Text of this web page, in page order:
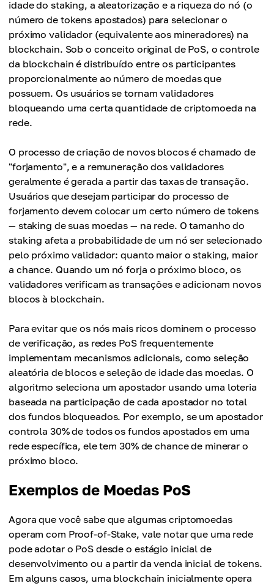
idade do staking, a aleatorização e a riqueza do nó (o
número de tokens apostados) para selecionar o
próximo validador (equivalente aos mineradores) na
blockchain. Sob o conceito original de PoS, o controle
da blockchain é distribuído entre os participantes
proporcionalmente ao número de moedas que
possuem. Os usuários se tornam validadores
bloqueando uma certa quantidade de criptomoeda na
rede.
O processo de criação de novos blocos é chamado de
"forjamento", e a remuneração dos validadores
geralmente é gerada a partir das taxas de transação.
Usuários que desejam participar do processo de
forjamento devem colocar um certo número de tokens
— staking de suas moedas — na rede. O tamanho do
staking afeta a probabilidade de um nó ser selecionado
pelo próximo validador: quanto maior o staking, maior
a chance. Quando um nó forja o próximo bloco, os
validadores verificam as transações e adicionam novos
blocos à blockchain.
Para evitar que os nós mais ricos dominem o processo
de verificação, as redes PoS frequentemente
implementam mecanismos adicionais, como seleção
aleatória de blocos e seleção de idade das moedas. O
algoritmo seleciona um apostador usando uma loteria
baseada na participação de cada apostador no total
dos fundos bloqueados. Por exemplo, se um apostador
controla 30% de todos os fundos apostados em uma
rede específica, ele tem 30% de chance de minerar o
próximo bloco.
Exemplos de Moedas PoS
Agora que você sabe que algumas criptomoedas
operam com Proof-of-Stake, vale notar que uma rede
pode adotar o PoS desde o estágio inicial de
desenvolvimento ou a partir da venda inicial de tokens.
Em alguns casos, uma blockchain inicialmente opera